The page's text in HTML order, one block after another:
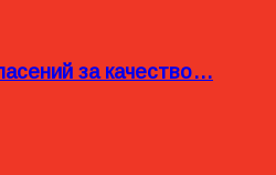
за качество…